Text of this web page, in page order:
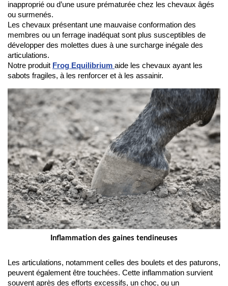
inapproprié ou d’une usure prématurée chez les chevaux âgés
ou surmenés.
Les chevaux présentant une mauvaise conformation des
membres ou un ferrage inadéquat sont plus susceptibles de
développer des molettes dues à une surcharge inégale des
articulations.
Notre produit Frog Equilibrium aide les chevaux ayant les
sabots fragiles, à les renforcer et à les assainir.
Inflammation des gaines tendineuses
Les articulations, notamment celles des boulets et des paturons,
peuvent également être touchées. Cette inflammation survient
souvent après des efforts excessifs, un choc, ou un